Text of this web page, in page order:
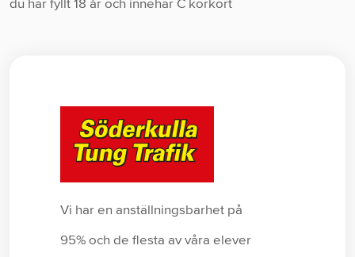
du har fyllt 18 år och innehar C körkort
Vi har en anställningsbarhet på
95% och de flesta av våra elever